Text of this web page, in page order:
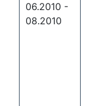
06.2010 -
08.2010